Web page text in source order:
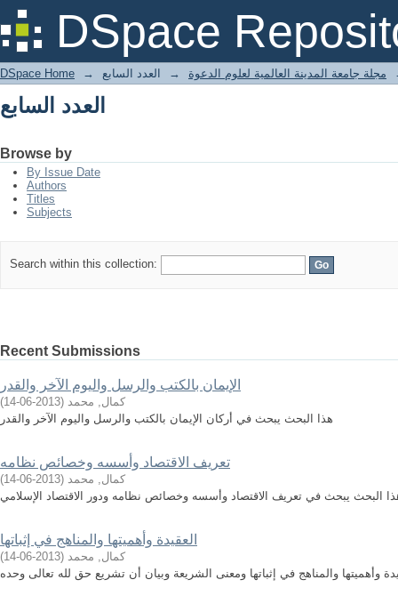
DSpaceالعدد السابع
DSpace Home → مجلة جامعة المدينة العالمية لعلوم الدعوة → العدد السابع
العدد السابع
Browse by
By Issue Date
Authors
Titles
Subjects
Search within this collection:
Recent Submissions
الإيمان بالكتب والرسل واليوم الآخر والقدر
كمال, محمد (
2013-06-14
)
هذا البحث يبحث في أركان الإيمان بالكتب والرسل واليوم الآخر والقدر
تعريف الاقتصاد وأسسه وخصائص نظامه
كمال, محمد (
2013-06-14
)
البحث يبحث في تعريف الاقتصاد وأسسه وخصائص نظامه ودور الاقتصاد الإسلامي
العقيدة وأهميتها والمناهج في إثباتها
كمال, محمد (
2013-06-14
)
وأهميتها والمناهج في إثباتها ومعنى الشريعة وبيان أن تشريع حق لله تعالى وحده